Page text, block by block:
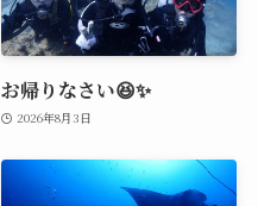
お帰りなさい😆✨
2026年8月3日